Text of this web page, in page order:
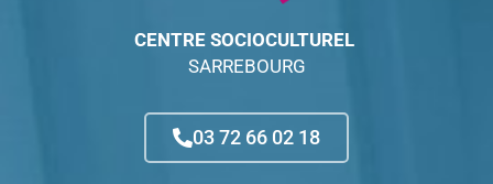
CENTRE SOCIOCULTUREL
SARREBOURG
03 72 66 02 18